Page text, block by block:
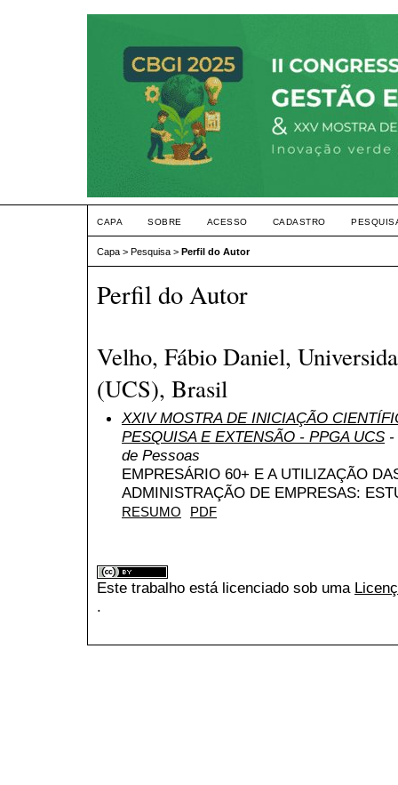
CAPA SOBRE ACESSO CADASTRO
Capa > Pesquisa > Perfil do Autor
Perfil do Autor
Velho, Fábio Daniel,
(UCS), Brasil
XXIV MOSTRA DE INICIAÇÃO
PESQUISA E EXTENSÃO - PPGA UCS -
de Pessoas
EMPRESÁRIO 60+ E A UTILIZAÇÃO
ADMINISTRAÇÃO DE EMPRESAS:
RESUMO PDF
Este trabalho está licenciado sob uma
.